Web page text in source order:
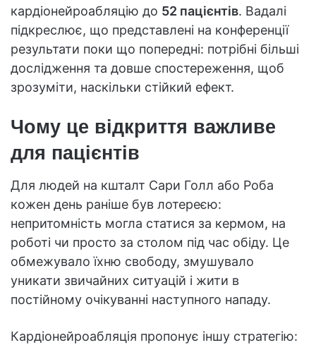
кардіонейроабляцію до 52 пацієнтів. Вадалі
підкреслює, що представлені на конференції
результати поки що попередні: потрібні більші
дослідження та довше спостереження, щоб
зрозуміти, наскільки стійкий ефект.
Чому це відкриття важливе
для пацієнтів
Для людей на кшталт Сари Голл або Роба
кожен день раніше був лотереєю:
непритомність могла статися за кермом, на
роботі чи просто за столом під час обіду. Це
обмежувало їхню свободу, змушувало
уникати звичайних ситуацій і жити в
постійному очікуванні наступного нападу.
Кардіонейроабляція пропонує іншу стратегію: